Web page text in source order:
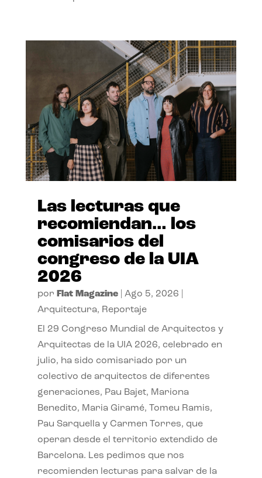
Las lecturas que
recomiendan… los
comisarios del
congreso de la UIA
2026
por Flat Magazine| Ago 5, 2026
Arquitectura, Reportaje
El 29 Congreso Mundial de Arquitectos y
Arquitectas de la UIA 2026, celebrado en
julio, ha sido comisariado por un
colectivo de arquitectos de diferentes
generaciones, Pau Bajet, Mariona
Benedito, Maria Giramé, Tomeu Ramis,
Pau Sarquella y Carmen Torres, que
operan desde el territorio extendido de
Barcelona. Les pedimos que nos
recomienden lecturas para salvar de la